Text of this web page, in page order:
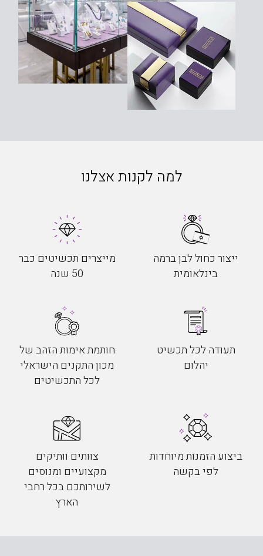
למה לקנות אצלנו
ייצור כחול לבן ברמה
בינלאומית
מייצרים תכשיטים כבר
50 שנה
תעודה לכל תכשיט
יהלום
חותמת אימות הזהב של
מכון התקנים הישראלי
לכל התכשיטים
ביצוע הזמנות מיוחדות
לפי בקשה
צוותים וותיקים
מקצועיים ומנוסים
לשירותכם בכל רחבי
הארץ